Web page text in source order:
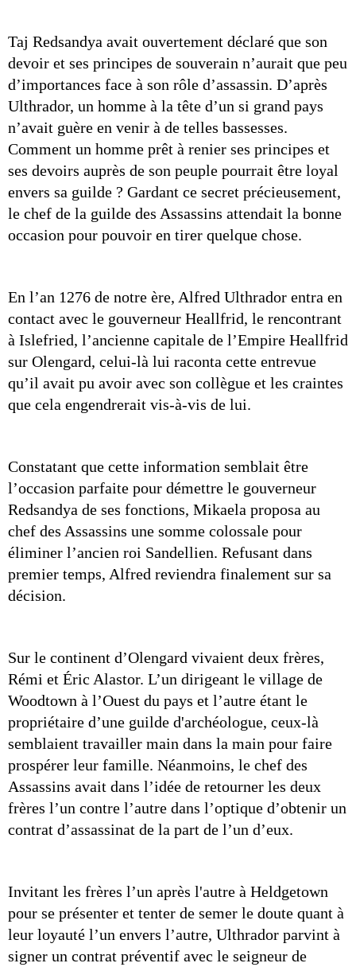
Taj Redsandya avait ouvertement déclaré que son
devoir et ses principes de souverain n’aurait que peu
d’importances face à son rôle d’assassin. D’après
Ulthrador, un homme à la tête d’un si grand pays
n’avait guère en venir à de telles bassesses.
Comment un homme prêt à renier ses principes et
ses devoirs auprès de son peuple pourrait être loyal
envers sa guilde ? Gardant ce secret précieusement,
le chef de la guilde des Assassins attendait la bonne
occasion pour pouvoir en tirer quelque chose.
En l’an 1276 de notre ère, Alfred Ulthrador entra en
contact avec le gouverneur Heallfrid, le rencontrant
à Islefried, l’ancienne capitale de l’Empire Heallfrid
sur Olengard, celui-là lui raconta cette entrevue
qu’il avait pu avoir avec son collègue et les craintes
que cela engendrerait vis-à-vis de lui.
Constatant que cette information semblait être
l’occasion parfaite pour démettre le gouverneur
Redsandya de ses fonctions, Mikaela proposa au
chef des Assassins une somme colossale pour
éliminer l’ancien roi Sandellien. Refusant dans
premier temps, Alfred reviendra finalement sur sa
décision.
Sur le continent d’Olengard vivaient deux frères,
Rémi et Éric Alastor. L’un dirigeant le village de
Woodtown à l’Ouest du pays et l’autre étant le
propriétaire d’une guilde d'archéologue, ceux-là
semblaient travailler main dans la main pour faire
prospérer leur famille. Néanmoins, le chef des
Assassins avait dans l’idée de retourner les deux
frères l’un contre l’autre dans l’optique d’obtenir un
contrat d’assassinat de la part de l’un d’eux.
Invitant les frères l’un après l'autre à Heldgetown
pour se présenter et tenter de semer le doute quant à
leur loyauté l’un envers l’autre, Ulthrador parvint à
signer un contrat préventif avec le seigneur de